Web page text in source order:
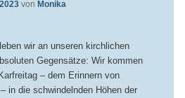
von Monika
wir an unseren kirchlichen
Gegensätze: Wir kommen
– dem Erinnern von
in die schwindelnden Höhen der